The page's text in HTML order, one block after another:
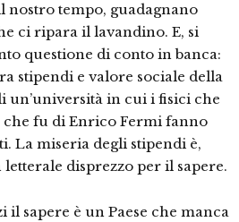
tempo, guadagnano
ci ripara il lavandino. E, si
questione di conto in banca:
stipendi e valore sociale della
un’università in cui i fisici che
fu di Enrico Fermi fanno
La miseria degli stipendi è,
disprezzo per il sapere.
il sapere è un Paese che manca